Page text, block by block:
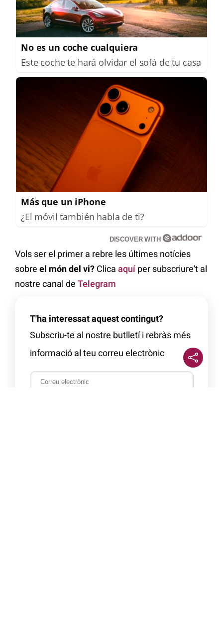
No es un coche cualquiera
Este coche te hará olvidar el sofá de tu casa
Más que un iPhone
¿El móvil también habla de ti?
DISCOVER WITH
Vols ser el primer a rebre les últimes notícies
sobre el món del vi? Clica aquíper subscriure't al
nostre canal de Telegram
T'ha interessat aquest contingut?
Subscriu-te al nostre butlletí i rebràs més
informació al teu correu electrònic